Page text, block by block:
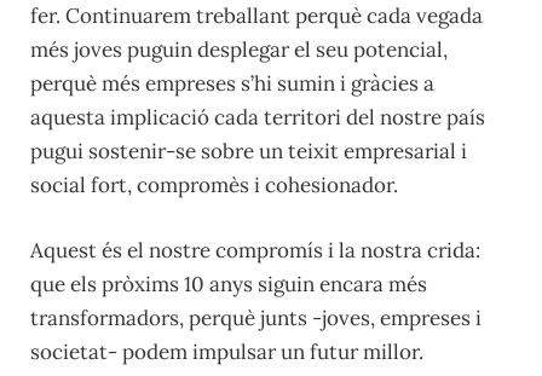
fer. Continuarem treballant perquè cada vegada
més joves puguin desplegar el seu potencial,
perquè més empreses s’hi sumin i gràcies a
aquesta implicació cada territori del nostre país
pugui sostenir-se sobre un teixit empresarial i
social fort, compromès i cohesionador.
Aquest és el nostre compromís i la nostra crida:
que els pròxims 10 anys siguin encara més
transformadors, perquè junts -joves, empreses i
societat- podem impulsar un futur millor.